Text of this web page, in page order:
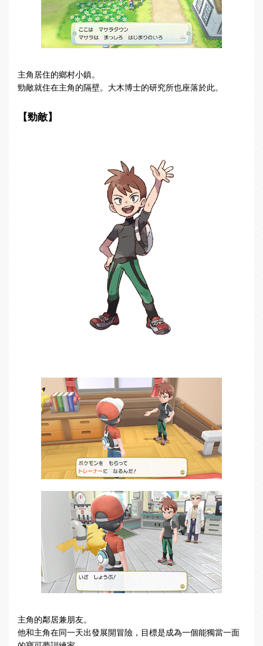
主角居住的鄉村小鎮。
勁敵就住在主角的隔壁。大木博士的研究所也座落於此。
【勁敵】
主角的鄰居兼朋友。
他和主角在同一天出發展開冒險，目標是成為一個能獨當一面